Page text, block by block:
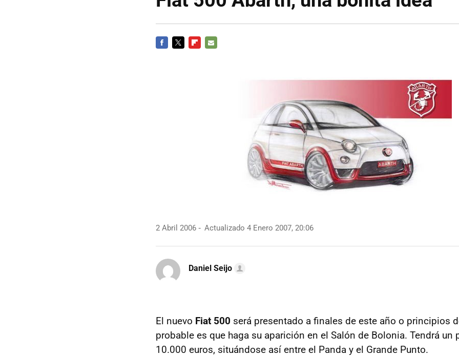
2 Abril 2006 Actualizado 4 Enero 2007, 20:06
Daniel Seijo
El nuevo Fiat 500 será presentado a finales de este año o principios
probable es que haga su aparición en el Salón de Bolonia. Tendrá un
10.000 euros, situándose así entre el Panda y el Grande Punto.